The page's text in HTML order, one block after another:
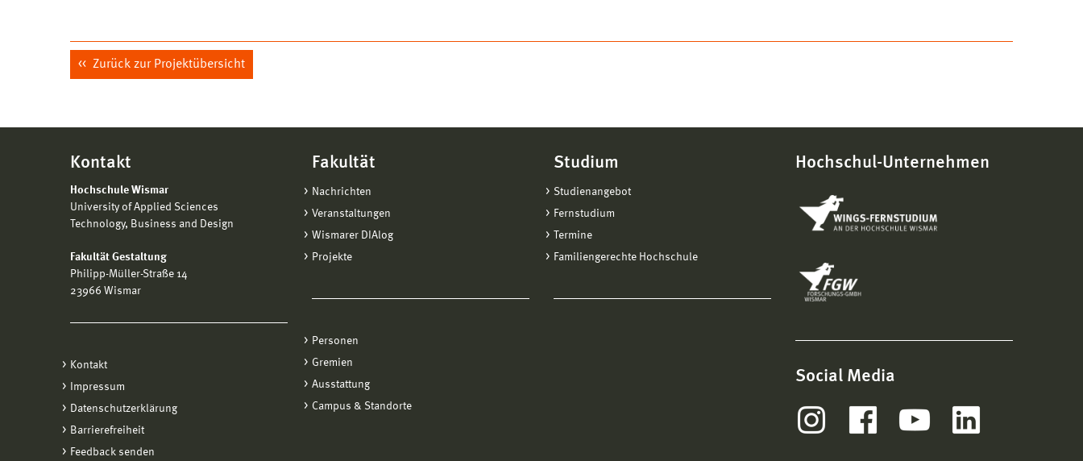
Zurück zur Projektübersicht
Kontakt
Hochschule Wismar
University of Applied Sciences
Technology, Business and Design
Fakultät Gestaltung
Philipp-Müller-Straße 14
23966 Wismar
Kontakt
Impressum
Datenschutzerklärung
Barrierefreiheit
Feedback senden
Fakultät
Nachrichten
Veranstaltungen
Wismarer DIAlog
Projekte
Personen
Gremien
Ausstattung
Campus & Standorte
Studium
Studienangebot
Fernstudium
Termine
Familiengerechte Hochschule
Hochschul-Unternehmen
Social Media